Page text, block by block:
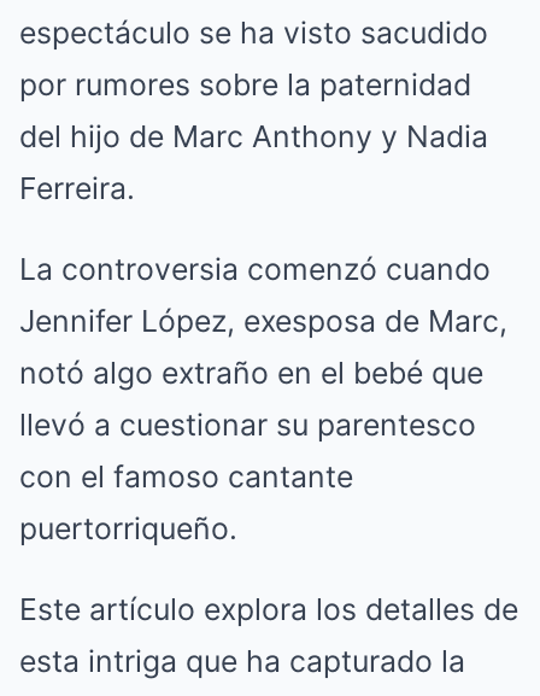
espectáculo se ha visto sacudido
por rumores sobre la paternidad
del hijo de Marc Anthony y Nadia
Ferreira.
La controversia comenzó cuando
Jennifer López, exesposa de Marc,
notó algo extraño en el bebé que
llevó a cuestionar su parentesco
con el famoso cantante
puertorriqueño.
Este artículo explora los detalles de
esta intriga que ha capturado la